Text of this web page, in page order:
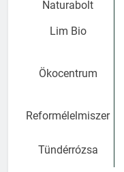
Naturabolt
Lim Bio
Ökocentrum
Reformélelmiszer
Tündérrózsa